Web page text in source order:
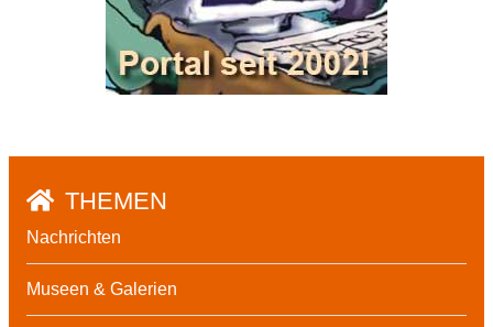
THEMEN
Nachrichten
Museen & Galerien